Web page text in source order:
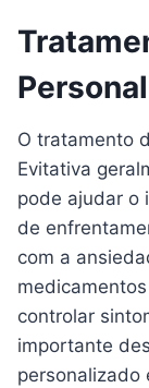
O tratamento
Evitativa
pode ajudar o
de
com a
controlar
importante
personalizado